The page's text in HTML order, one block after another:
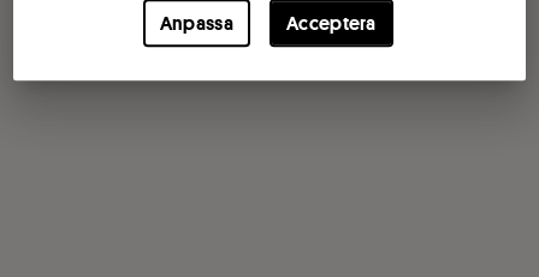
Anpassa Acceptera